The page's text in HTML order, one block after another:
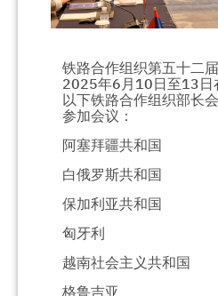
铁路合作组织第五十二
2025年6 月 10日至13日
以下铁路合作组织部长
参加会议：
阿塞拜疆共和国
白俄罗斯共和国
保加利亚共和国
匈牙利
越南社会主义共和国
格鲁吉亚